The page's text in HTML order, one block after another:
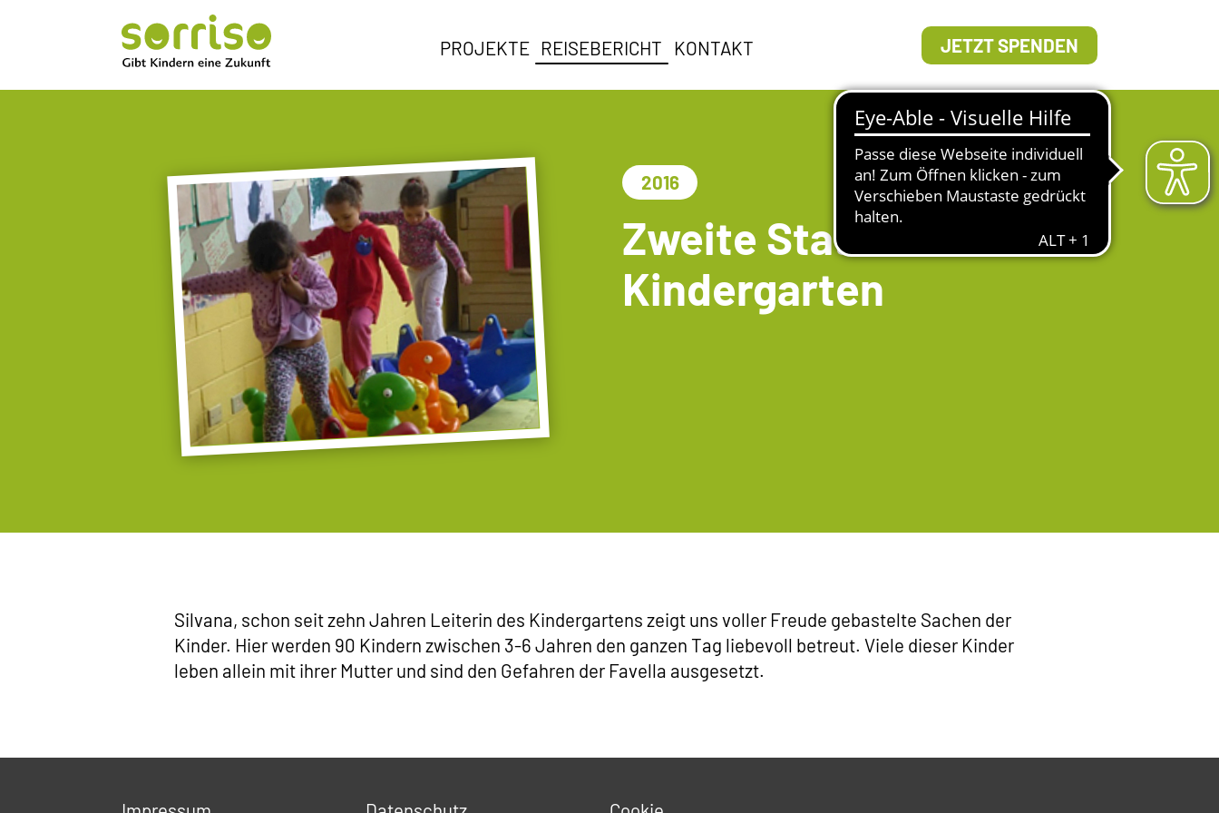
PROJEKTE REISEBERICHT KONTAKT JETZT SPENDEN
2016
Zweite Station: Der
Kindergarten
Silvana, schon seit zehn Jahren Leiterin des Kindergartens zeigt uns voller Freude gebastelte Sachen der
Kinder. Hier werden 90 Kindern zwischen 3-6 Jahren den ganzen Tag liebevoll betreut. Viele dieser Kinder
leben allein mit ihrer Mutter und sind den Gefahren der Favella ausgesetzt.